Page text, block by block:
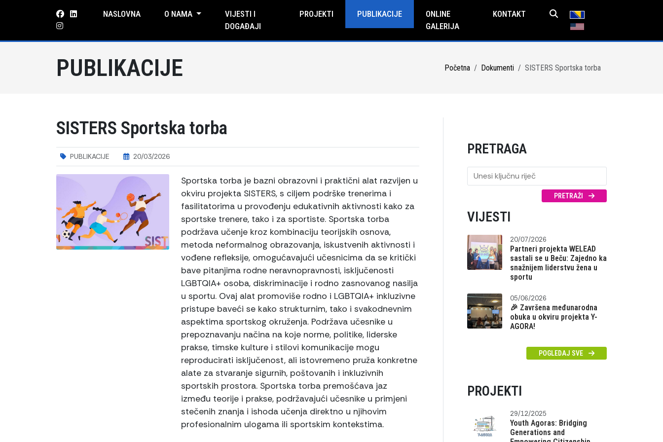
NASLOVNA O NAMA
VIJESTI I
DOGAĐAJI
PROJEKTI PUBLIKACIJE
ONLINE
GALERIJA
KONTAKT
PUBLIKACIJE Početna Dokumenti SISTERS Sportska torba
SISTERS Sportska torba
PUBLIKACIJE 20/03/2026
Sportska torba je bazni obrazovni i praktični alat razvijen u
okviru projekta SISTERS, s ciljem podrške trenerima i
fasilitatorima u provođenju edukativnih aktivnosti kako za
sportske trenere, tako i za sportiste. Sportska torba
podržava učenje kroz kombinaciju teorijskih osnova,
metoda neformalnog obrazovanja, iskustvenih aktivnosti i
vođene refleksije, omogućavajući učesnicima da se kritički
bave pitanjima rodne neravnopravnosti, isključenosti
LGBTQIA+ osoba, diskriminacije i rodno zasnovanog nasilja
u sportu. Ovaj alat promoviše rodno i LGBTQIA+ inkluzivne
pristupe baveći se kako strukturnim, tako i svakodnevnim
aspektima sportskog okruženja. Podržava učesnike u
prepoznavanju načina na koje norme, politike, liderske
prakse, timske kulture i stilovi komunikacije mogu
reproducirati isključenost, ali istovremeno pruža konkretne
alate za stvaranje sigurnih, poštovanih i inkluzivnih
sportskih prostora. Sportska torba premošćava jaz
između teorije i prakse, podržavajući učesnike u primjeni
stečenih znanja i ishoda učenja direktno u njihovim
profesionalnim ulogama ili sportskim kontekstima.
PRETRAGA
PRETRAŽI
VIJESTI
20/07/2026
Partneri projekta WELEAD
sastali se u Beču: Zajedno ka
snažnijem liderstvu žena u
sportu
05/06/2026
🎉 Završena međunarodna
obuka u okviru projekta Y-
AGORA!
POGLEDAJ SVE
PROJEKTI
29/12/2025
Youth Agoras: Bridging
Generations and